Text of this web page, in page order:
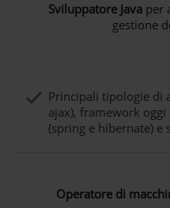
Sviluppatore Java per
gestione
Principali tipologie di
ajax), framework
(spring e hibernate) e
Operatore di